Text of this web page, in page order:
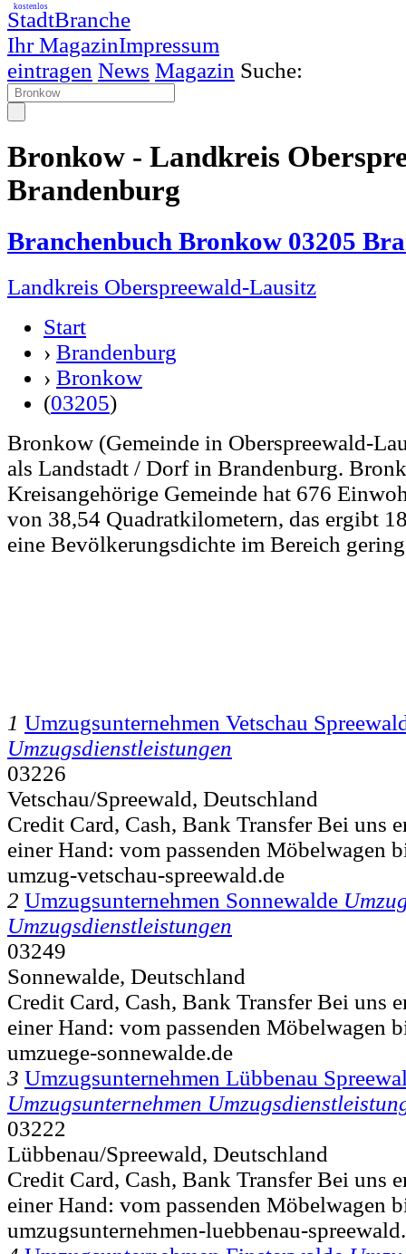
StadtBranche
Ihr MagazinImpressum
kostenlos
eintragen News Magazin Suche:
Bronkow - Landkreis
Brandenburg
Branchenbuch Bronkow 03205
Landkreis Oberspreewald-Lausitz
Start
› Brandenburg
› Bronkow
(03205)
Bronkow (Gemeinde in Oberspreewald-
als Landstadt / Dorf in Brandenburg.
Kreisangehörige Gemeinde hat 676
von 38,54 Quadratkilometern, das ergibt
eine Bevölkerungsdichte im Bereich
1 Umzugsunternehmen Vetschau
Umzugsdienstleistungen
03226
Vetschau/Spreewald, Deutschland
Credit Card, Cash, Bank Transfer Bei uns
einer Hand: vom passenden Möbelwagen
umzug-vetschau-spreewald.de
2 Umzugsunternehmen Sonnewalde
Umzugsdienstleistungen
03249
Sonnewalde, Deutschland
Credit Card, Cash, Bank Transfer Bei uns
einer Hand: vom passenden Möbelwagen
umzuege-sonnewalde.de
3 Umzugsunternehmen Lübbenau
Umzugsunternehmen
03222
Lübbenau/Spreewald, Deutschland
Credit Card, Cash, Bank Transfer Bei uns
einer Hand: vom passenden Möbelwagen
umzugsunternehmen-luebbenau-